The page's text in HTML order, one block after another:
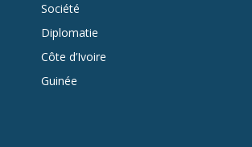
Société
Diplomatie
Côte d’Ivoire
Guinée